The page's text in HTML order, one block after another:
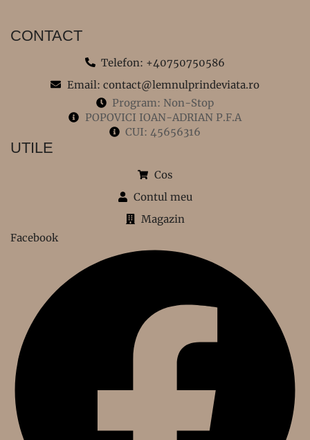
CONTACT
Telefon: +40750750586
Email: contact@lemnulprindeviata.ro
Program: Non-Stop
POPOVICI IOAN-ADRIAN P.F.A
CUI: 45656316
UTILE
Cos
Contul meu
Magazin
Facebook